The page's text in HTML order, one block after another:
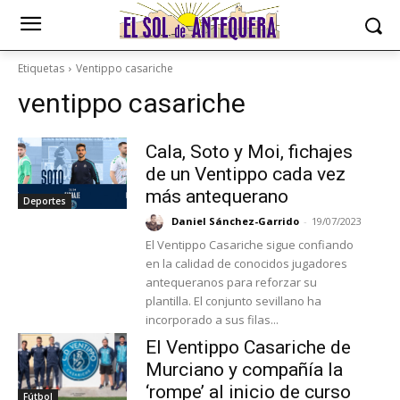
Etiquetas Ventippo casariche
ventippo casariche
Deportes
Cala, Soto y Moi, fichajes
de un Ventippo cada vez
más antequerano
Daniel Sánchez-Garrido - 19/07/2023
El Ventippo Casariche sigue confiando
en la calidad de conocidos jugadores
antequeranos para reforzar su
plantilla. El conjunto sevillano ha
incorporado a sus filas...
Fútbol
El Ventippo Casariche de
Murciano y compañía la
‘rompe’ al inicio de curso